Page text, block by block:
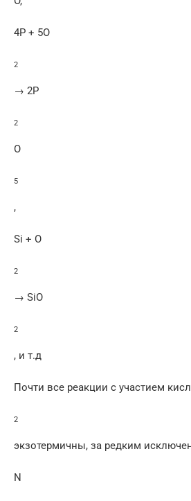
4P + 5O
2
→ 2P
2
O
5
,
Si + O
2
→ SiO
2
, и т.д
Почти все реакции с участием
2
экзотермичны, за редким
N